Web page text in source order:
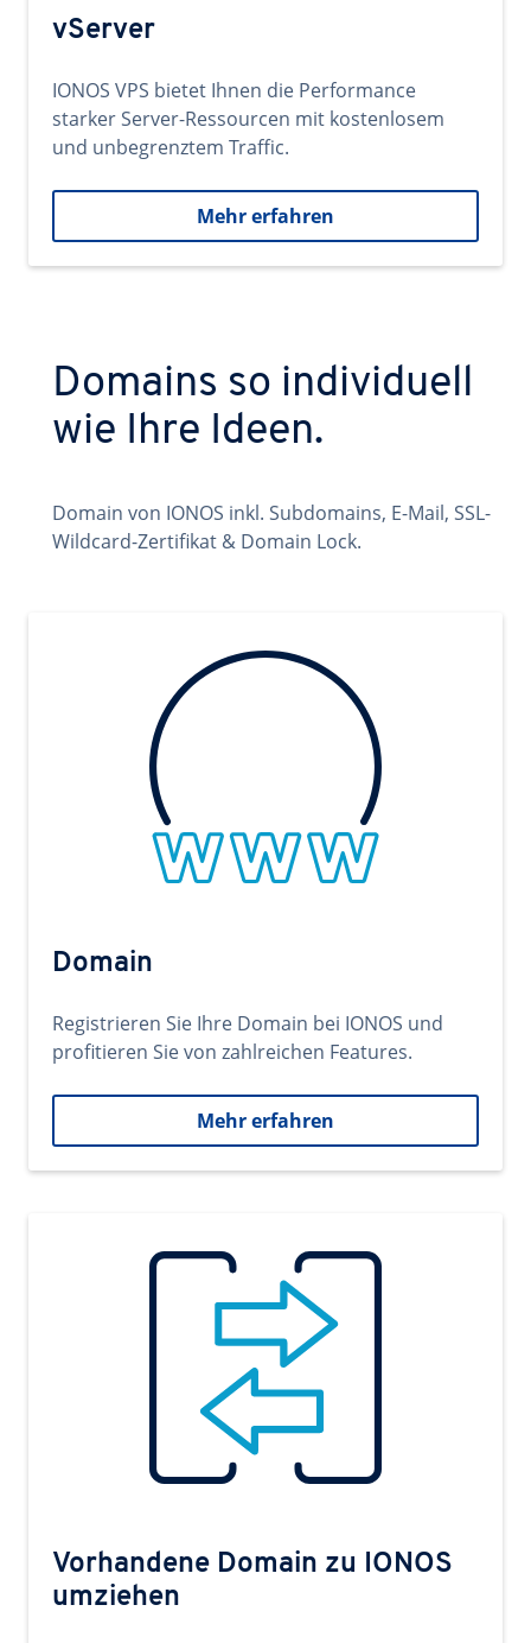
vServer
IONOS VPS bietet Ihnen die Performance
starker Server-Ressourcen mit kostenlosem
und unbegrenztem Traffic.
Mehr erfahren
Domains so individuell
wie Ihre Ideen.
Domain von IONOS inkl. Subdomains, E-Mail, SSL-
Wildcard-Zertifikat & Domain Lock.
Domain
Registrieren Sie Ihre Domain bei IONOS und
profitieren Sie von zahlreichen Features.
Mehr erfahren
Vorhandene Domain zu IONOS
umziehen